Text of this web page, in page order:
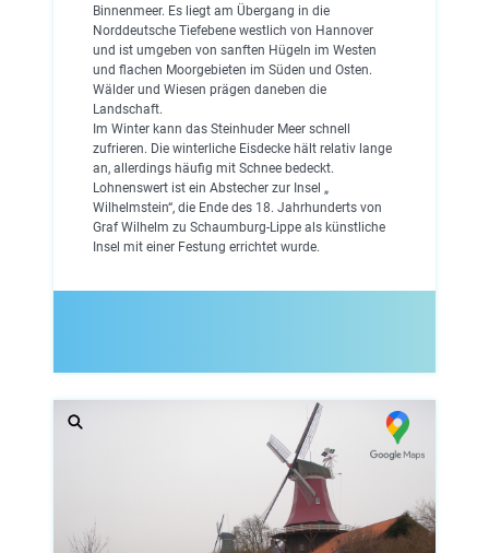
Binnenmeer. Es liegt am Übergang in die
Norddeutsche Tiefebene westlich von Hannover
und ist umgeben von sanften Hügeln im Westen
und flachen Moorgebieten im Süden und Osten.
Wälder und Wiesen prägen daneben die
Landschaft.
Im Winter kann das Steinhuder Meer schnell
zufrieren. Die winterliche Eisdecke hält relativ lange
an, allerdings häufig mit Schnee bedeckt.
Lohnenswert ist ein Abstecher zur Insel „
Wilhelmstein“, die Ende des 18. Jahrhunderts von
Graf Wilhelm zu Schaumburg-Lippe als künstliche
Insel mit einer Festung errichtet wurde.